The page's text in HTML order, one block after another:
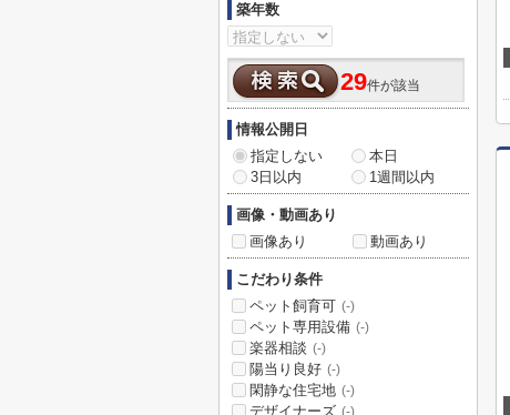
築年数
29件が該当
情報公開日
指定しない
本日
3日以内
1週間以内
画像・動画あり
画像あり
動画あり
こだわり条件
ペット飼育可 (-)
ペット専用設備 (-)
楽器相談 (-)
陽当り良好 (-)
閑静な住宅地 (-)
デザイナーズ (-)